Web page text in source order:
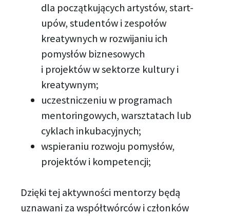
dla początkujących artystów, start-
upów, studentów i zespołów
kreatywnych w rozwijaniu ich
pomysłów biznesowych
i projektów w sektorze kultury i
kreatywnym;
uczestniczeniu w programach
mentoringowych, warsztatach lub
cyklach inkubacyjnych;
wspieraniu rozwoju pomysłów,
projektów i kompetencji;
Dzięki tej aktywności mentorzy będą
uznawani za współtwórców i członków